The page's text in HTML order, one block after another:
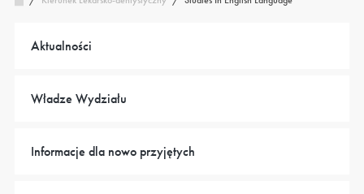
Aktualności
Władze Wydziału
Informacje dla nowo przyjętych